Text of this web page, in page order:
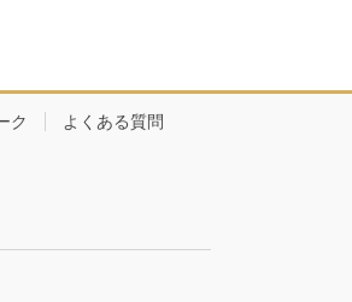
ク
よくある質問